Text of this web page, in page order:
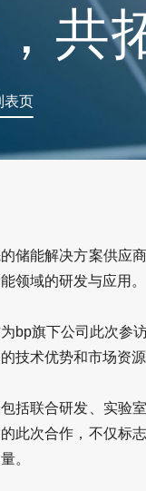
共
表页
储能解决方案供应
领域的研发与应用。
bp旗下公司此次参
技术优势和市场资
括联合研发、实验
此次合作，不仅标
。